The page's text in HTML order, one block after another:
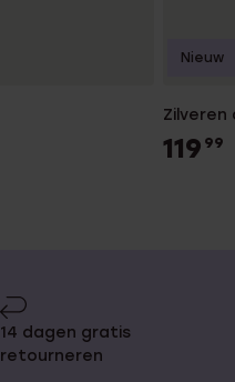
Zilveren
119 99
Nieuw
14 dagen gratis
retourneren